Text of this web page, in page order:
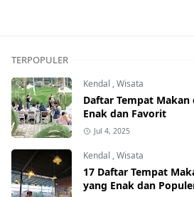
TERPOPULER
Kendal ,Wisata
Daftar Tempat Makan
Enak dan Favorit
Jul 4, 2025
Kendal ,Wisata
17 Daftar Tempat
yang Enak dan